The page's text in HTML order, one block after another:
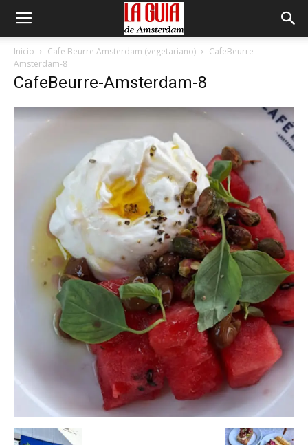
Inicio Cafe Beurre Amsterdam (vegetariano)
CafeBeurre-
Amsterdam-8
CafeBeurre-Amsterdam-8